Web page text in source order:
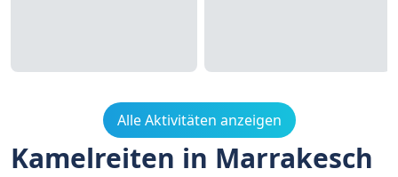
Alle Aktivitäten anzeigen
Kamelreiten in Marrakesch